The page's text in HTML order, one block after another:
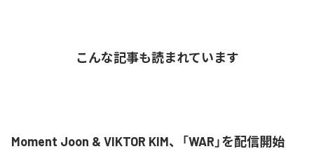
こんな記事も読まれています
Moment Joon & VIKTOR KIM、「WAR」を配信開始